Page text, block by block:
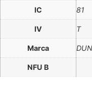
IC 81
IV T
Marca
NFU B